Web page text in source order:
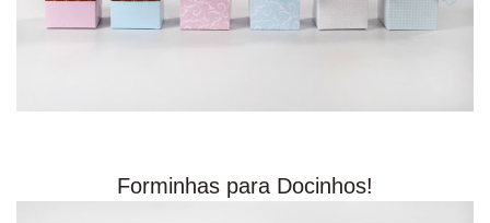
Forminhas para Docinhos!